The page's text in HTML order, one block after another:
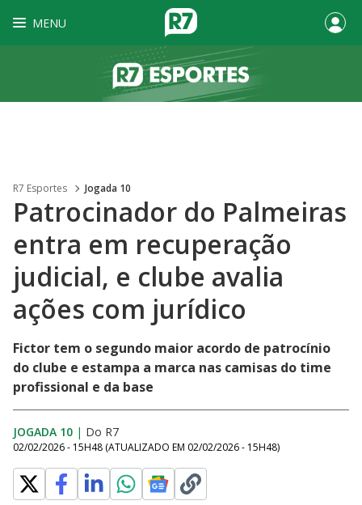
MENU
R7 Esportes Jogada 10
Patrocinador do Palmeiras
entra em recuperação
judicial, e clube avalia
ações com jurídico
Fictor tem o segundo maior acordo de patrocínio
do clube e estampa a marca nas camisas do time
profissional e da base
JOGADA 10 | Do R7
02/02/2026 - 15H48 (ATUALIZADO EM 02/02/2026 - 15H48)